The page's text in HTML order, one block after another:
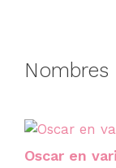
Nombres
Oscar en